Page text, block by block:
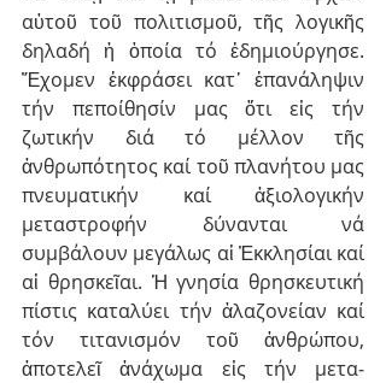
αὐτοῦ τοῦ πολιτισμοῦ, τῆς λογικῆς
δηλαδή ἡ ὁποία τό ἐδημιούργησε.
Ἔχομεν ἐκφράσει κατ᾿ ἐπανάληψιν
τήν πεποί­θησίν μας ὅτι εἰς τήν
ζωτικήν διά τό μέλλον τῆς
ἀνθρωπότητος καί τοῦ πλανήτου μας
πνευματικήν καί ἀξιολογικήν
μεταστροφήν δύνανται νά
συμβάλουν μεγάλως αἱ Ἐκκλησίαι καί
αἱ θρησκεῖαι. Ἡ γνησία θρησκευτική
πίστις καταλύει τήν ἀλαζο­νείαν καί
τόν τιτανισμόν τοῦ ἀνθρώπου,
ἀποτελεῖ ἀνάχωμα εἰς τήν μετα­